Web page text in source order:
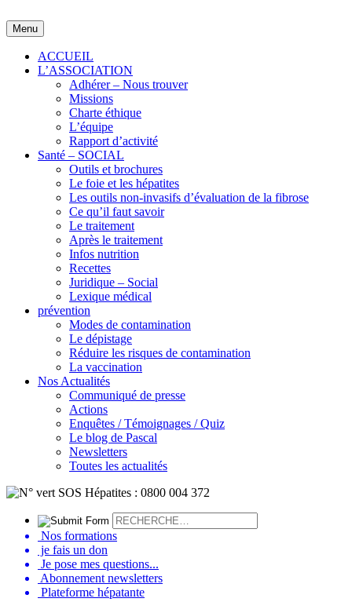
to
content
Menu
ACCUEIL
L’ASSOCIATION
Adhérer – Nous trouver
Missions
Charte éthique
L’équipe
Rapport d’activité
Santé – SOCIAL
Outils et brochures
Le foie et les hépatites
Les outils non-invasifs d’évaluation de la fibrose
Ce qu’il faut savoir
Le traitement
Après le traitement
Infos nutrition
Recettes
Juridique – Social
Lexique médical
prévention
Modes de contamination
Le dépistage
Réduire les risques de contamination
La vaccination
Nos Actualités
Communiqué de presse
Actions
Enquêtes / Témoignages / Quiz
Le blog de Pascal
Newsletters
Toutes les actualités
Nos formations
je fais un don
Je pose mes questions...
Abonnement newsletters
Plateforme hépatante